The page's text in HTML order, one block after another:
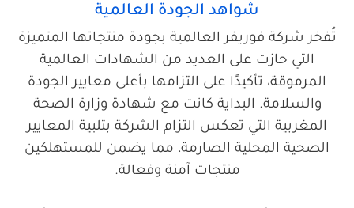
شواهد الجودة العالمية
تُفخر شركة فوريفر العالمية بجودة منتجاتها المتميزة
التي حازت على العديد من الشهادات العالمية
المرموقة، تأكيدًا على التزامها بأعلى معايير الجودة
والسلامة. البداية كانت مع شهادة وزارة الصحة
المغربية التي تعكس التزام الشركة بتلبية المعايير
الصحية المحلية الصارمة، مما يضمن للمستهلكين
منتجات آمنة وفعالة.